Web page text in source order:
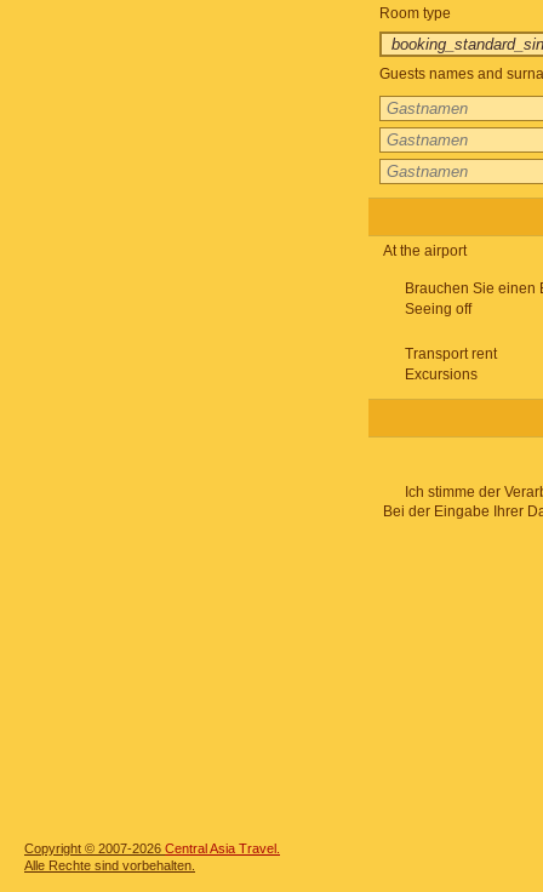
Room type
Guests names and
At the airport
Brauchen Sie einen
Seeing off
Transport rent
Excursions
Ich stimme der
Bei der Eingabe Ihrer
Copyright © 2007-2026 Central Asia Travel.
Alle Rechte sind vorbehalten.